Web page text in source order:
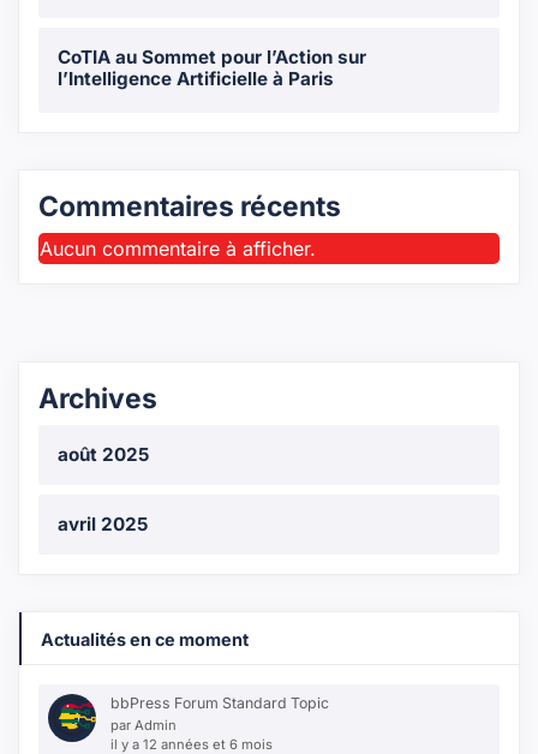
CoTIA au Sommet pour l’Action sur
l’Intelligence Artificielle à Paris
Commentaires récents
Aucun commentaire à afficher.
Archives
août 2025
avril 2025
Actualités en ce moment
bbPress Forum Standard Topic
par Admin
il y a 12 années et 6 mois